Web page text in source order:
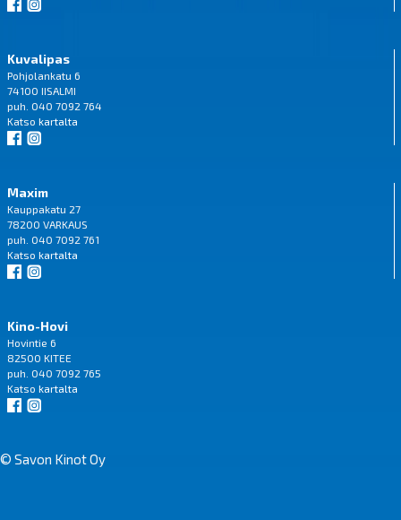
Kuvalipas
Pohjolankatu 6
74100 IISALMI
puh. 040 7092 764
Katso kartalta
Maxim
Kauppakatu 27
78200 VARKAUS
puh. 040 7092 761
Katso kartalta
Kino-Hovi
Hovintie 6
82500 KITEE
puh. 040 7092 765
Katso kartalta
© Savon Kinot Oy